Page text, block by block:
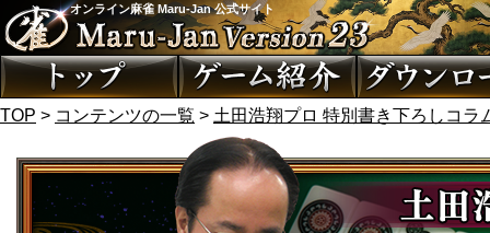
オンライン麻雀 Maru-Jan 公式サイト
TOP > コンテンツの一覧 > 土田浩翔プロ 特別書き下ろしコラ